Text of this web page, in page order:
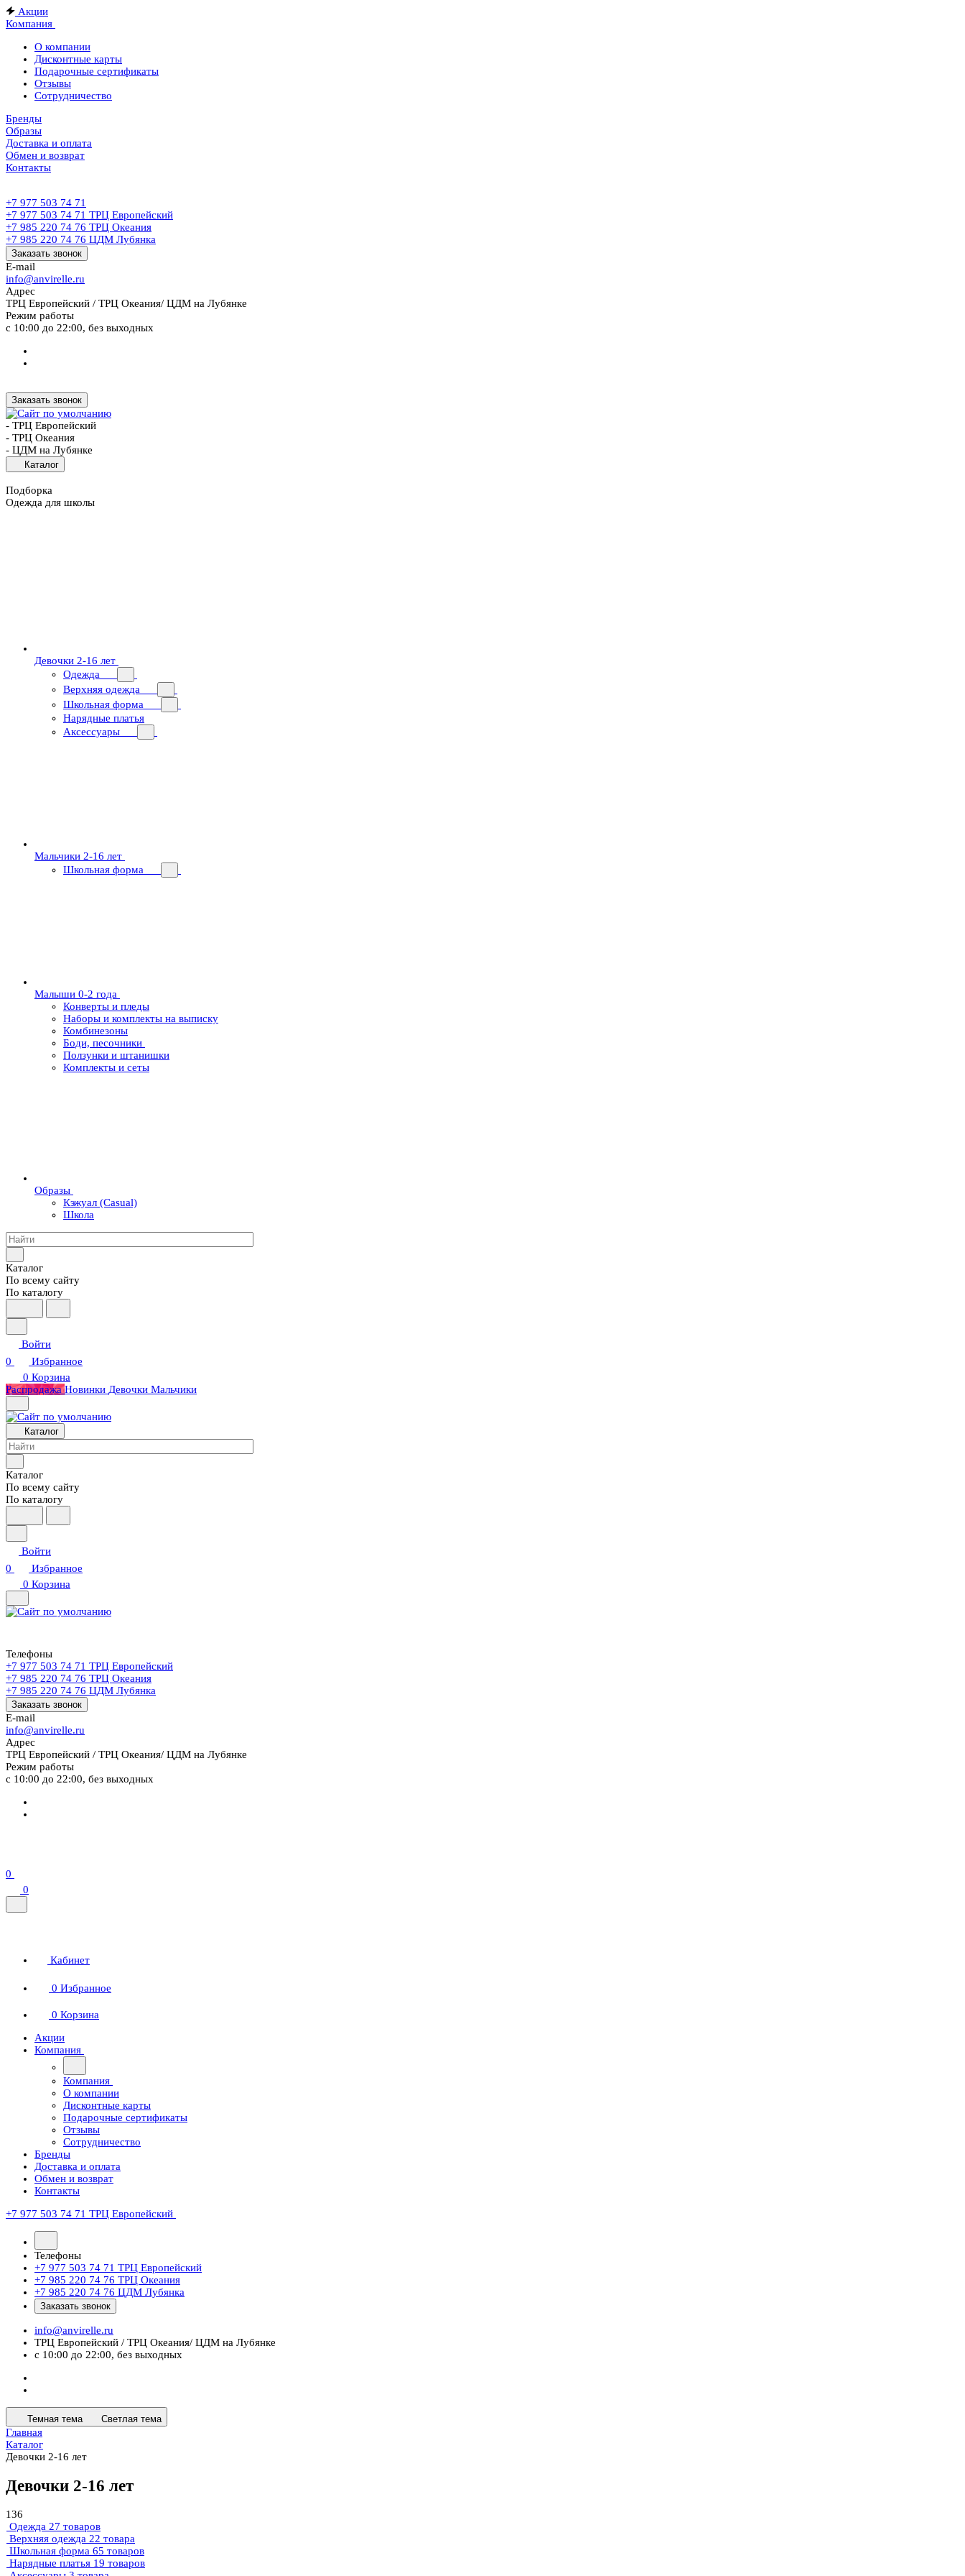
Акции
Компания
О компании
Дисконтные карты
Подарочные сертификаты
Отзывы
Сотрудничество
Бренды
Образы
Доставка и оплата
Обмен и возврат
Контакты
+7 977 503 74 71
+7 977 503 74 71 ТРЦ Европейский
+7 985 220 74 76 ТРЦ Океания
+7 985 220 74 76 ЦДМ Лубянка
Заказать звонок
E-mail
info@anvirelle.ru
Адрес
ТРЦ Европейский / ТРЦ Океания/ ЦДМ на Лубянке
Режим работы
с 10:00 до 22:00, без выходных
Заказать звонок
- ТРЦ Европейский
- ТРЦ Океания
- ЦДМ на Лубянке
Каталог
Подборка
Одежда для школы
Девочки 2-16 лет
Одежда
Верхняя одежда
Школьная форма
Нарядные платья
Аксессуары
Мальчики 2-16 лет
Школьная форма
Малыши 0-2 года
Конверты и пледы
Наборы и комплекты на выписку
Комбинезоны
Боди, песочники
Ползунки и штанишки
Комплекты и сеты
Образы
Кэжуал (Casual)
Школа
Каталог
По всему сайту
По каталогу
Войти
0
Избранное
0 Корзина
Распродажа Новинки Девочки Мальчики
Каталог
Каталог
По всему сайту
По каталогу
Войти
0
Избранное
0 Корзина
Телефоны
+7 977 503 74 71 ТРЦ Европейский
+7 985 220 74 76 ТРЦ Океания
+7 985 220 74 76 ЦДМ Лубянка
Заказать звонок
E-mail
info@anvirelle.ru
Адрес
ТРЦ Европейский / ТРЦ Океания/ ЦДМ на Лубянке
Режим работы
с 10:00 до 22:00, без выходных
0
0
Кабинет
0 Избранное
0 Корзина
Акции
Компания
Компания
О компании
Дисконтные карты
Подарочные сертификаты
Отзывы
Сотрудничество
Бренды
Доставка и оплата
Обмен и возврат
Контакты
+7 977 503 74 71 ТРЦ Европейский
Телефоны
+7 977 503 74 71 ТРЦ Европейский
+7 985 220 74 76 ТРЦ Океания
+7 985 220 74 76 ЦДМ Лубянка
Заказать звонок
info@anvirelle.ru
ТРЦ Европейский / ТРЦ Океания/ ЦДМ на Лубянке
с 10:00 до 22:00, без выходных
Темная тема Светлая тема
Главная
Каталог
Девочки 2-16 лет
Девочки 2-16 лет
136
Одежда 27 товаров
Верхняя одежда 22 товара
Школьная форма 65 товаров
Нарядные платья 19 товаров